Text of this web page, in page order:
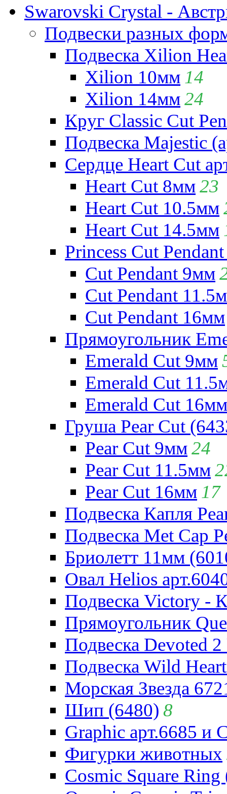
Swarovski Crystal -
Подвески разных
Подвеска Xilion
Xilion 10мм 14
Xilion 14мм24
Круг Classic Cut
Подвеска Majestic
Сердце Heart Cut
Heart Cut 8мм23
Heart Cut 10.5мм
Heart Cut 14.5мм
Princess Cut
Cut Pendant 9мм
Cut Pendant
Cut Pendant 16мм
Прямоугольник
Emerald Cut 9мм
Emerald Cut
Emerald Cut 16мм
Груша Pear Cut
Pear Cut 9мм24
Pear Cut 11.5мм
Pear Cut 16мм 17
Подвеска Капля
Подвеска Met Cap
Бриолетт 11мм
Овал Helios
Подвеска Victory -
Прямоугольник
Подвеска Devoted
Подвеска Wild
Морская Звезда
Шип (6480) 8
Graphic арт.6685 и
Фигурки животных
Cosmic Square Ring